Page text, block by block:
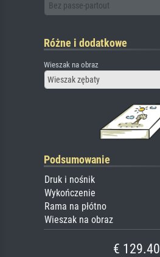
Bez passe-partout
Różne i dodatkowe
Wieszak na obraz
Wieszak zębaty
Podsumowanie
Druk i nośnik
Wykończenie
Rama na płótno
Wieszak na obraz
€ 129.40